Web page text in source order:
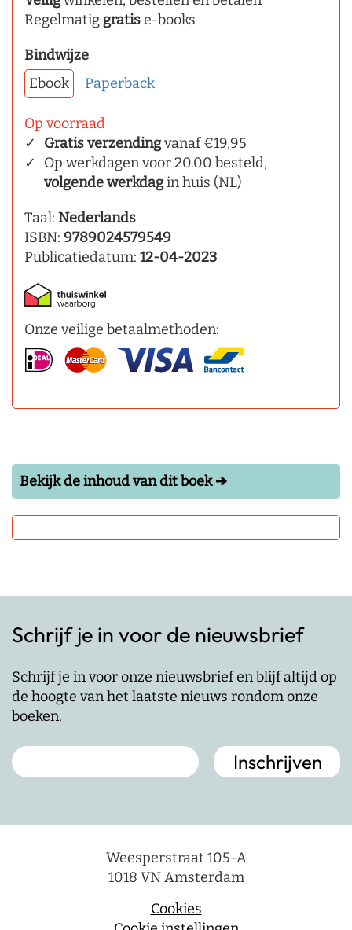
Regelmatig gratise-books
Bindwijze
Ebook
Paperback
Op voorraad
Gratis verzendingvanaf €19,95
Op werkdagen voor 20.00 besteld,
volgende werkdagin huis (NL)
Taal: Nederlands
ISBN: 9789024579549
Publicatiedatum: 12-04-2023
Onze veilige betaalmethoden:
Bekijk de inhoud van dit boek ➔
Schrijf je in voor de nieuwsbrief
Schrijf je in voor onze nieuwsbrief en blijf altijd op
de hoogte van het laatste nieuws rondom onze
boeken.
Weesperstraat 105-A
1018 VN Amsterdam
Cookies